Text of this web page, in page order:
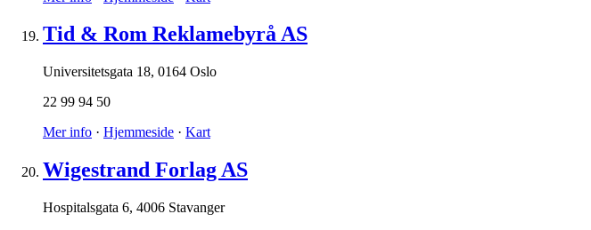
Tid & Rom Reklamebyrå AS
Universitetsgata 18, 0164 Oslo
22 99 94 50
Mer info · Hjemmeside · Kart
Wigestrand Forlag AS
Hospitalsgata 6, 4006 Stavanger